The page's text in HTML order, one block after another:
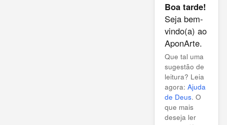
Boa tarde!
Seja bem-
vindo(a) ao
AponArte.
Que tal uma
sugestão de
leitura? Leia
agora: Ajuda
de Deus. O
que mais
deseja ler